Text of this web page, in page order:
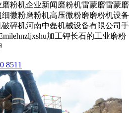
粉机企业新闻磨粉机雷蒙磨雷蒙磨
微粉磨粉机高压微粉磨磨粉机设备
碎机河南中磊机械设备有限公司手
加工钾长石的工业磨粉
8511